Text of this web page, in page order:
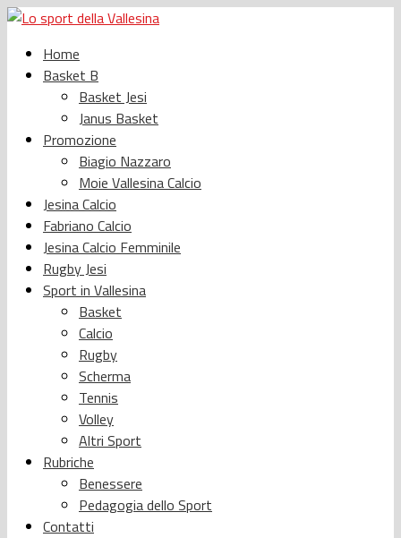
Home
Basket B
Basket Jesi
Janus Basket
Promozione
Biagio Nazzaro
Moie Vallesina Calcio
Jesina Calcio
Fabriano Calcio
Jesina Calcio Femminile
Rugby Jesi
Sport in Vallesina
Basket
Calcio
Rugby
Scherma
Tennis
Volley
Altri Sport
Rubriche
Benessere
Pedagogia dello Sport
Contatti